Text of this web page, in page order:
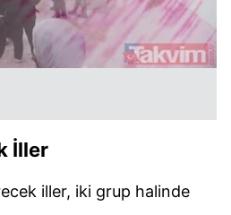
İller
iller, iki grup halinde